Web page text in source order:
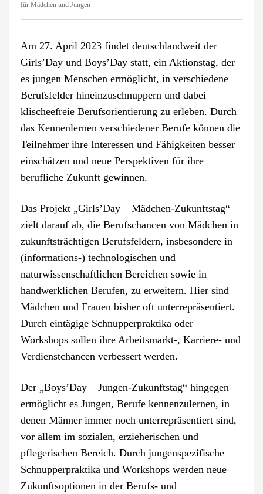
für Mädchen und Jungen
Am 27. April 2023 findet deutschlandweit der
Girls’Day und Boys’Day statt, ein Aktionstag, der
es jungen Menschen ermöglicht, in verschiedene
Berufsfelder hineinzuschnuppern und dabei
klischeefreie Berufsorientierung zu erleben. Durch
das Kennenlernen verschiedener Berufe können die
Teilnehmer ihre Interessen und Fähigkeiten besser
einschätzen und neue Perspektiven für ihre
berufliche Zukunft gewinnen.
Das Projekt „Girls’Day – Mädchen-Zukunftstag“
zielt darauf ab, die Berufschancen von Mädchen in
zukunftsträchtigen Berufsfeldern, insbesondere in
(informations-) technologischen und
naturwissenschaftlichen Bereichen sowie in
handwerklichen Berufen, zu erweitern. Hier sind
Mädchen und Frauen bisher oft unterrepräsentiert.
Durch eintägige Schnupperpraktika oder
Workshops sollen ihre Arbeitsmarkt-, Karriere- und
Verdienstchancen verbessert werden.
Der „Boys’Day – Jungen-Zukunftstag“ hingegen
ermöglicht es Jungen, Berufe kennenzulernen, in
denen Männer immer noch unterrepräsentiert sind,
vor allem im sozialen, erzieherischen und
pflegerischen Bereich. Durch jungenspezifische
Schnupperpraktika und Workshops werden neue
Zukunftsoptionen in der Berufs- und